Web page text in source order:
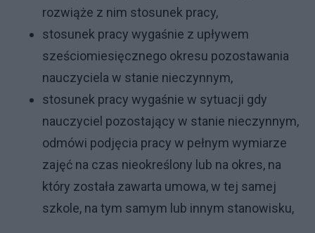
rozwiąże z nim stosunek pracy,
stosunek pracy wygaśnie z upływem
sześciomiesięcznego okresu pozostawania
nauczyciela w stanie nieczynnym,
stosunek pracy wygaśnie w sytuacji gdy
nauczyciel pozostający w stanie nieczynnym,
odmówi podjęcia pracy w pełnym wymiarze
zajęć na czas nieokreślony lub na okres, na
który została zawarta umowa, w tej samej
szkole, na tym samym lub innym stanowisku,